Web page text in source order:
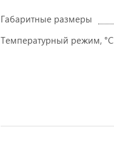
Габаритные размеры
Температурный режим, °C